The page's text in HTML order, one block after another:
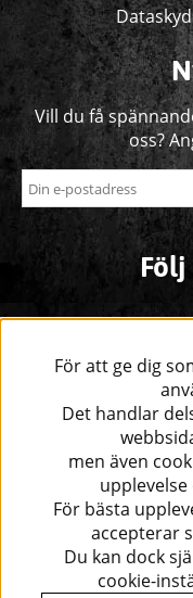
Vill du få
oss?
Följ
För att ge dig
Det handlar
men även
För bästa
accepterar
Du kan dock
cookie-